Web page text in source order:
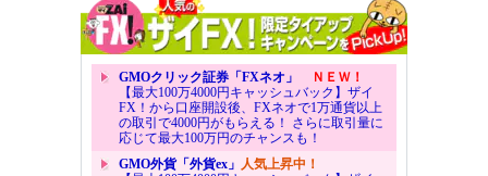
GMOクリック証券「FXネオ」
ＮＥＷ！
【最大100万4000円キャッシュバック】ザイ
FX！から口座開設後、FXネオで1万通貨以上
の取引で4000円がもらえる！ さらに取引量に
応じて最大100万円のチャンスも！
GMO外貨「外貨ex」 人気上昇中！